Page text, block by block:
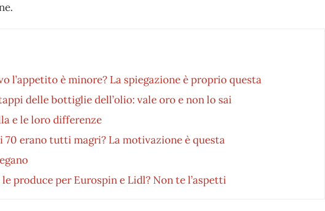
l’appetito è minore? La spiegazione è proprio questa
delle bottiglie dell’olio: vale oro e non lo sai
e le loro differenze
70 erano tutti magri? La motivazione è questa
produce per Eurospin e Lidl? Non te l’aspetti